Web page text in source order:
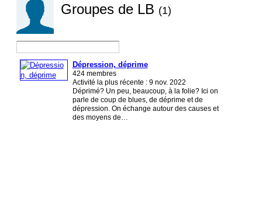
Groupes de LB (1)
Dépression, déprime
424 membres
Activité la plus récente : 9 nov. 2022
Déprimé? Un peu, beaucoup, à la folie? Ici on
parle de coup de blues, de déprime et de
dépression. On échange autour des causes et
des moyens de…